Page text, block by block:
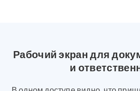
Рабочий экран для
и